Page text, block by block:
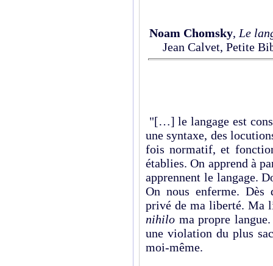
Noam Chomsky, Le
Jean Calvet, Petite
"[…] le langage est
une syntaxe, des
fois normatif, et
établies. On apprend à
apprennent le langage.
On nous enferme. Dès
privé de ma liberté. Ma
nihilo ma propre
une violation du plus
moi-même.